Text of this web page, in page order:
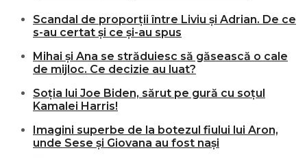
Scandal de proporții între Liviu și Adrian. De ce
s-au certat și ce și-au spus
Mihai și Ana se străduiesc să găsească o cale
de mijloc. Ce decizie au luat?
Soția lui Joe Biden, sărut pe gură cu soțul
Kamalei Harris!
Imagini superbe de la botezul fiului lui Aron,
unde Sese și Giovana au fost nași